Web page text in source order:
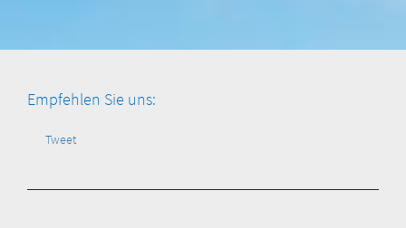
Empfehlen Sie uns:
Tweet